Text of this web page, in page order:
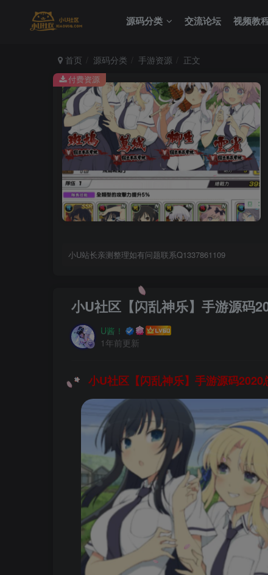
源码分类 交流论坛 视频教
首页 源码分类 手游资源 正文
小U站长亲测整理如有问题联系Q1337861109
付费资源
小U社区【闪乱神乐】手游源码
U酱！
1年前更新
小U社区【闪乱神乐】手游源码2020